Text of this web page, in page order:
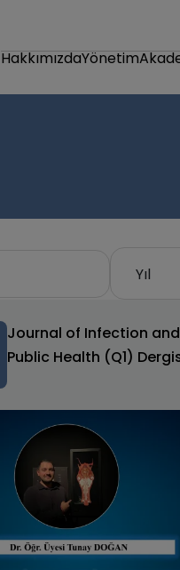
HakkımızdaYönetim
Journal of Infection and
Public Health (Q1)